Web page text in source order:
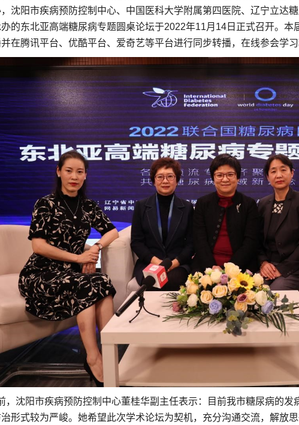
沈阳市疾病预防控制中心、中国医科大学附属第四医院、辽宁立达
的东北亚高端糖尿病专题圆桌论坛于2022年11月14日正式召开。本
在腾讯平台、优酷平台、爱奇艺等平台进行同步转播，在线参会学习
阳市疾病预防控制中心董桂华副主任表示：目前我市糖尿病的发
形式较为严峻。她希望此次学术论坛为契机，充分沟通交流，解放